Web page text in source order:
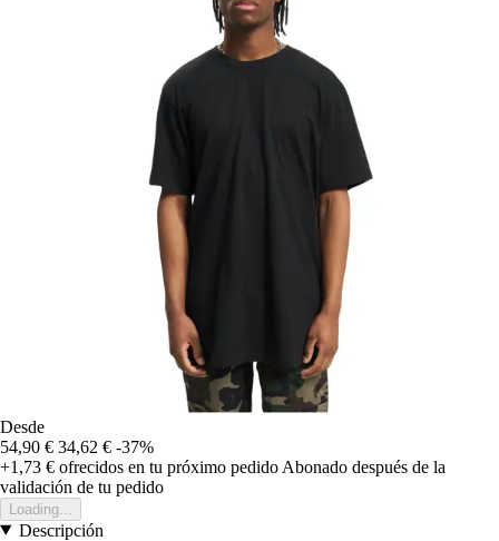
Desde
54,90 € 34,62 € -37%
+1,73 € ofrecidos en tu próximo pedido Abonado después de la
validación de tu pedido
Loading...
Descripción